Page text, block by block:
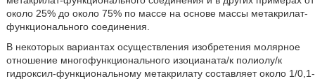
около 25% до около 75% по массе на основе массы метакрилат-
функционального соединения.
В некоторых вариантах осуществления изобретения молярное
отношение многофункционального изоцианата/к полиолу/к
гидроксил-функциональному метакрилату составляет около 1/0,1-